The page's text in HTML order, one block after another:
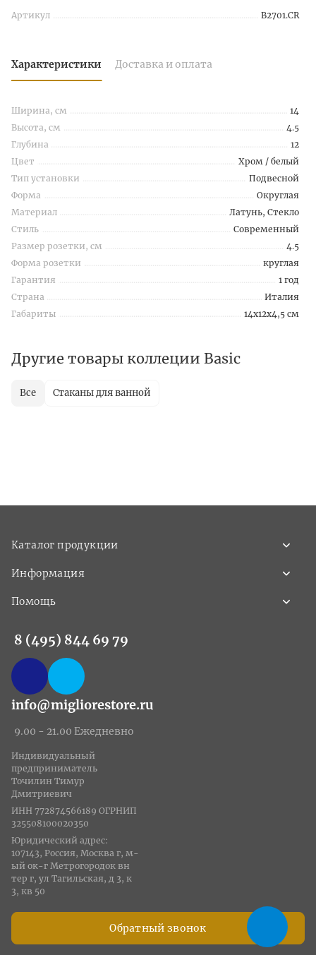
Артикул B2701.CR
Характеристики Доставка и оплата
Ширина, см
14
Высота, см
4.5
Глубина
12
Цвет
Хром / белый
Тип установки
Подвесной
Форма
Округлая
Материал
Латунь, Стекло
Стиль
Современный
Размер розетки, см
4.5
Форма розетки
круглая
Гарантия
1 год
Страна
Италия
Габариты
14x12x4,5 см
Другие товары коллеции Basic
Все Стаканы для ванной
Каталог продукции
Информация
Помощь
8 (495) 844 69 79
info@migliorestore.ru
9.00 - 21.00 Ежедневно
Обратный звонок
Индивидуальный
предприниматель
Точилин Тимур
Дмитриевич
ИНН 772874566189 ОГРНИП
325508100020350
Юридический адрес:
107143, Россия, Москва г, м-
ый ок-г Метрогородок вн
тер г, ул Тагильская, д 3, к
3, кв 50